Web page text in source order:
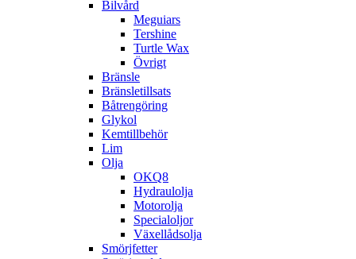
Bilvård
Meguiars
Tershine
Turtle Wax
Övrigt
Bränsle
Bränsletillsats
Båtrengöring
Glykol
Kemtillbehör
Lim
Olja
OKQ8
Hydraulolja
Motorolja
Specialoljor
Växellådsolja
Smörjfetter